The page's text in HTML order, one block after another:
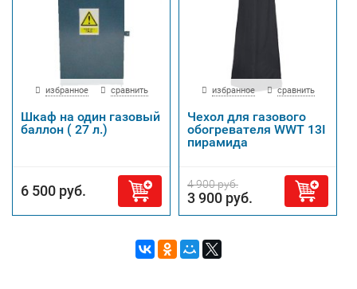
избранное сравнить
Шкаф на один газовый
баллон ( 27 л.)
6 500 руб.
избранное сравнить
Чехол для газового
обогревателя WWT 13I
пирамида
4 900 руб.
3 900 руб.